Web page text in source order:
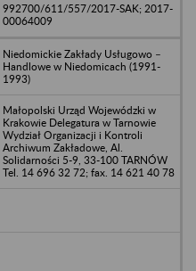
992700/611/557/2017-SAK; 2017-
00064009
Niedomickie Zakłady Usługowo –
Handlowe w Niedomicach (1991-
1993)
Małopolski Urząd Wojewódzki w
Krakowie Delegatura w Tarnowie
Wydział Organizacji i Kontroli
Archiwum Zakładowe, Al.
Solidarności 5-9, 33-100 TARNÓW
Tel. 14 696 32 72; fax. 14 621 40 78